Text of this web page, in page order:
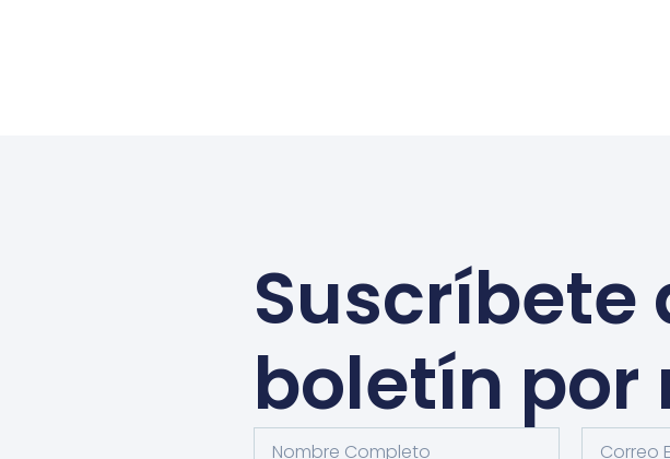
Suscríbete
boletín por